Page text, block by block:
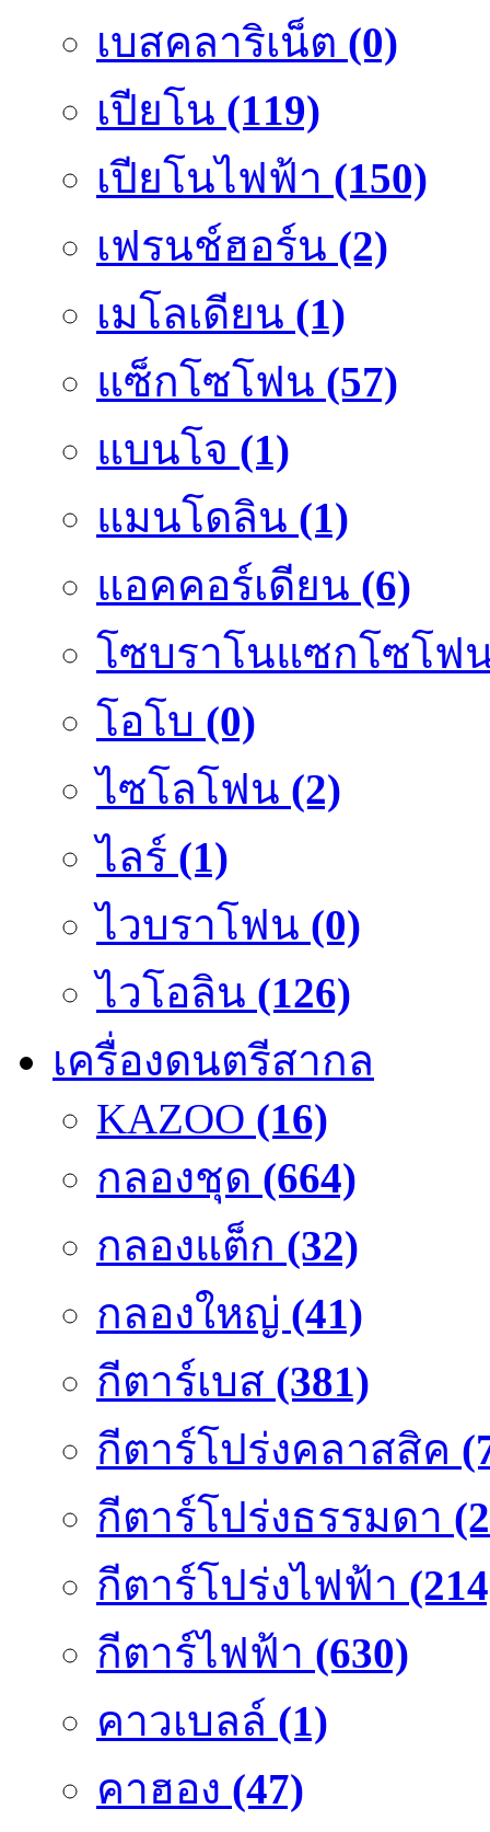
เบสคลาริเน็ต (0)
เปียโน (119)
เปียโนไฟฟ้า (150)
เฟรนช์ฮอร์น (2)
เมโลเดียน (1)
แซ็กโซโฟน (57)
แบนโจ (1)
แมนโดลิน (1)
แอคคอร์เดียน (6)
โซบราโนแซกโซโฟ
โอโบ (0)
ไซโลโฟน (2)
ไลร์ (1)
ไวบราโฟน (0)
ไวโอลิน (126)
เครื่องดนตรีสากล
KAZOO (16)
กลองชุด (664)
กลองแต็ก (32)
กลองใหญ่ (41)
กีตาร์เบส (381)
กีตาร์โปร่งคลาสสิค
กีตาร์โปร่งธรรมดา
กีตาร์โปร่งไฟฟ้า
กีตาร์ไฟฟ้า (630)
คาวเบลล์ (1)
คาฮอง (47)